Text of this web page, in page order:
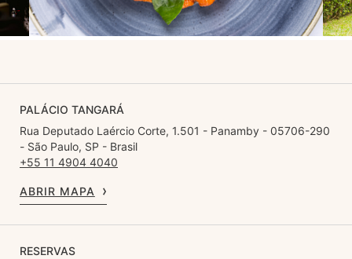
PALÁCIO TANGARÁ
Rua Deputado Laércio Corte, 1.501 - Panamby - 05706-290
- São Paulo, SP - Brasil
+55 11 4904 4040
ABRIR MAPA
RESERVAS